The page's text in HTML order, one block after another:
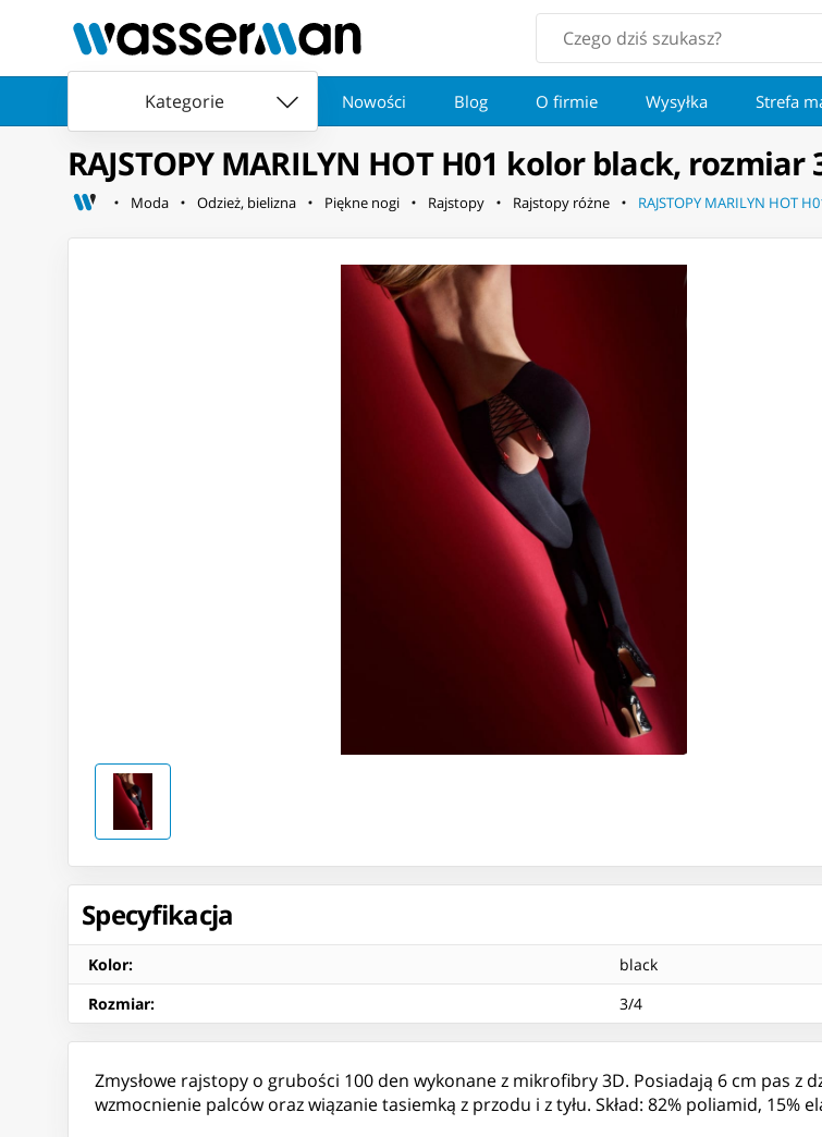
Kategorie Nowości Blog O firmie Wysyłka Strefa
RAJSTOPY MARILYN HOT H01 kolor black, rozmiar
Moda Odzież, bielizna Piękne nogi Rajstopy Rajstopy różne RAJSTOPY MARILYN HOT
Specyfikacja
Kolor:
black
Rozmiar: 3/4
Zmysłowe rajstopy o grubości 100 den wykonane z mikrofibry 3D. Posiadają 6 cm pas z
wzmocnienie palców oraz wiązanie tasiemką z przodu i z tyłu. Skład: 82% poliamid, 15%